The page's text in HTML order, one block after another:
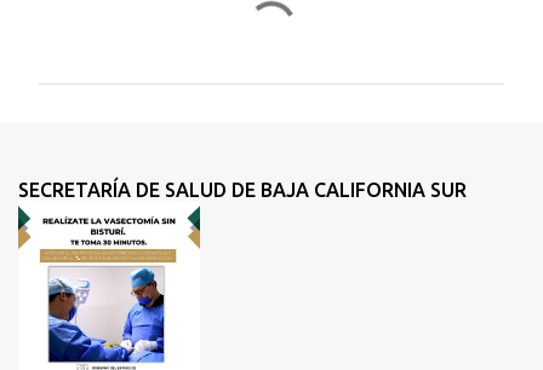
t
a
r
o
SECRETARÍA DE SALUD DE BAJA CALIFORNIA SUR